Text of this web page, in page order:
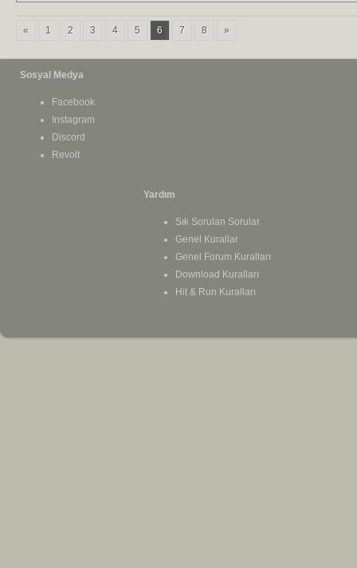
« 1 2 3 4 5 6 7 8 »
Sosyal Medya
Facebook
Instagram
Discord
Revolt
Yardım
Sık Sorulan Sorular
Genel Kurallar
Genel Forum Kuralları
Download Kuralları
Hit & Run Kuralları